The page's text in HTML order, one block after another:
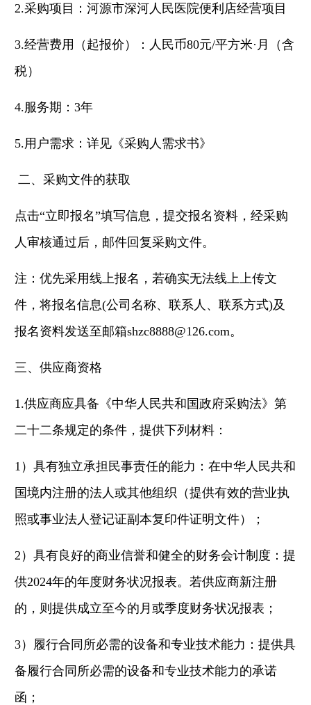
2.采购项目：河源市深河人民医院便利店经营项目
3.经营费用（起报价）：人民币80元/平方米·月（含
税）
4.服务期：3年
5.用户需求：详见《采购人需求书》
二、采购文件的获取
点击“立即报名”填写信息，提交报名资料，经采购
人审核通过后，邮件回复采购文件。
注：优先采用线上报名，若确实无法线上上传文
件，将报名信息(公司名称、联系人、联系方式)及
报名资料发送至邮箱shzc8888@126.com。
三、供应商资格
1.供应商应具备《中华人民共和国政府采购法》第
二十二条规定的条件，提供下列材料：
1）具有独立承担民事责任的能力：在中华人民共和
国境内注册的法人或其他组织（提供有效的营业执
照或事业法人登记证副本复印件证明文件）；
2）具有良好的商业信誉和健全的财务会计制度：提
供2024年的年度财务状况报表。若供应商新注册
的，则提供成立至今的月或季度财务状况报表；
3）履行合同所必需的设备和专业技术能力：提供具
备履行合同所必需的设备和专业技术能力的承诺
函；